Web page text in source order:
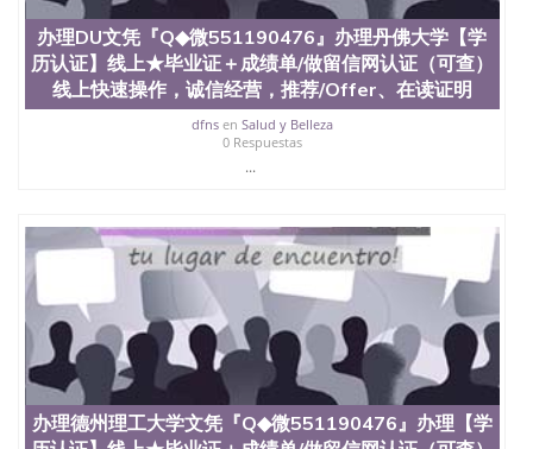
State University）圣何塞州立大学学历证书（San
Jose State University）圣何塞州立大学学历证书
（San Jose State University）澳洲读书未毕业找人做
文凭学位qq微信551190476澳洲读CQU中央昆士兰大
学学历 绩单购买学位证书/澳洲读本科硕士做文凭/购
买澳洲大学毕业证成绩单假文凭学历
offieUniversityofSouthernQueensland 澳洲读书未毕
业找人做文凭学位qq微信551190476澳洲读CQU中央
理SU文凭『Q◆微551190476』办理雪城大学【学历
认证】线上★毕业证＋成绩单/做留信网认证（可
查）线上快速操作，诚信经营，推荐/Offer、在读证
明、雅思托福成绩单/★各类英文材料/制作，购买成
绩单，购买假文凭，购买假学位证，制造假国外大学
文凭 Syracuse University
办理DU文凭『Q◆微551190476』办理丹佛大学【学
历认证】线上★毕业证＋成绩单/做留信网认证（可查）
线上快速操作，诚信经营，推荐/Offer、在读证明
dfnsen Salud y Belleza
0 Respuestas
...
办理德州理工大学文凭『Q◆微551190476』办理【学